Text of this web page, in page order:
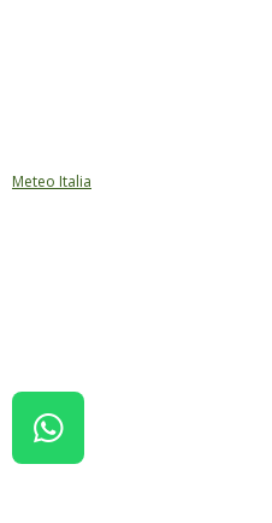
Meteo Italia
W
H